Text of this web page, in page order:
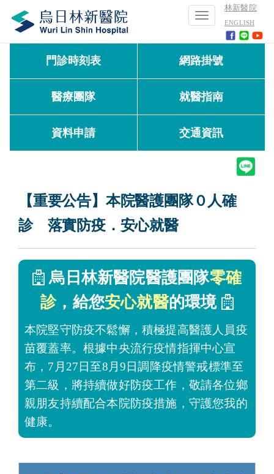
林新醫院
ENGLISH
Toggle
navigation
門診時刻表 網路掛號
醫療團隊 就醫指南
資料申請 交通資訊
【重要公告】本院醫護團隊０人確
診 落實防疫． 安心就醫
烏日林新醫院醫護團隊零確
診，給您安心就醫的環境
本院堅守防疫不鬆懈，積極提高醫護人員疫
苗覆蓋率。根據中央流行疫情指揮中心宣
布，7月27日至8月9日調降疫情警戒標準至
第二級，將持續做好防疫工作，敬請各位鄉
親朋友持續配合本院防疫措施，守護您我的
健康。